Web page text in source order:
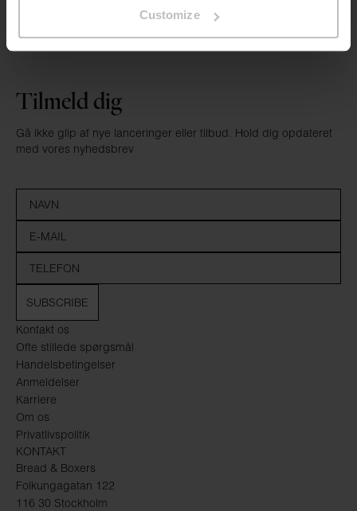
Customize
Kontakt os
Ofte stillede spørgsmål
Handelsbetingelser
Anmeldelser
Karriere
Om os
Privatlivspolitik
KONTAKT
Bread & Boxers
Folkungagatan 122
116 30 Stockholm
Tilmeld dig
Gå ikke glip af nye lanceringer eller tilbud. Hold dig opdateret
med vores nyhedsbrev
SUBSCRIBE